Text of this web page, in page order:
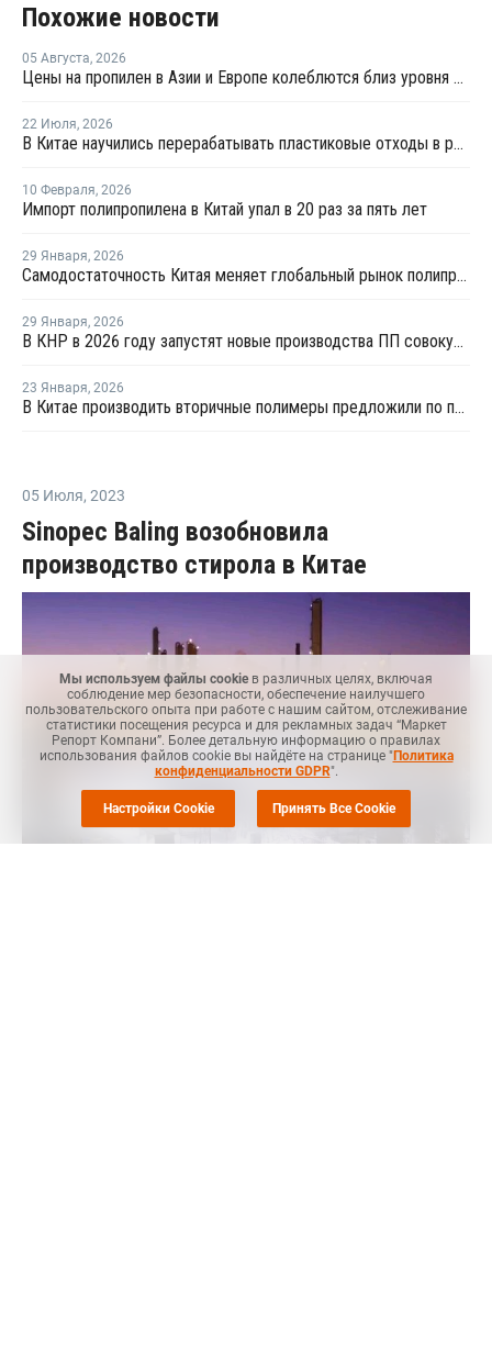
Похожие новости
05 Августа, 2026
Цены на пропилен в Азии и Европе колеблются близ уровня в USD1000
22 Июля, 2026
В Китае научились перерабатывать пластиковые отходы в реактивное топливо с эффективностью 82%
10 Февраля, 2026
Импорт полипропилена в Китай упал в 20 раз за пять лет
29 Января, 2026
Самодостаточность Китая меняет глобальный рынок полипропилена
29 Января, 2026
В КНР в 2026 году запустят новые производства ПП совокупной мощностью 4,9 млн тонн
23 Января, 2026
В Китае производить вторичные полимеры предложили по принципу конструкторов LEGO
05 Июля, 2023
Sinopec Baling возобновила
производство стирола в Китае
Мы используем файлы cookie в различных целях, включая
соблюдение мер безопасности, обеспечение наилучшего
пользовательского опыта при работе с нашим сайтом, отслеживание
статистики посещения ресурса и для рекламных задач “Маркет
Репорт Компани”. Более детальную информацию о правилах
использования файлов cookie вы найдёте на странице "Политика
конфиденциальности GDPR".
Настройки Cookie Принять Все Cookie